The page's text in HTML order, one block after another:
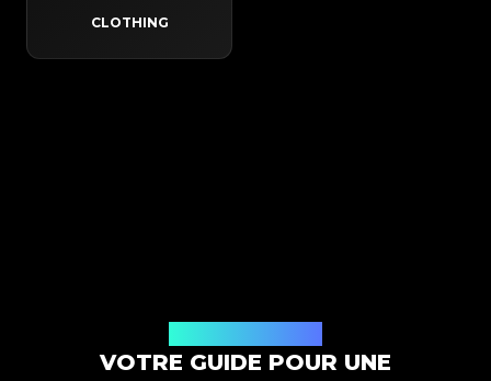
CLOTHING
VOTRE GUIDE POUR UNE